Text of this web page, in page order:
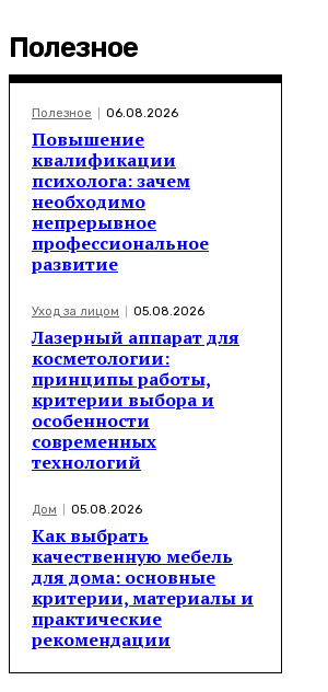
Полезное
Полезное 06.08.2026
Повышение
квалификации
психолога: зачем
необходимо
непрерывное
профессиональное
развитие
Уход за лицом 05.08.2026
Лазерный аппарат для
косметологии:
принципы работы,
критерии выбора и
особенности
современных
технологий
Дом 05.08.2026
Как выбрать
качественную мебель
для дома: основные
критерии, материалы и
практические
рекомендации